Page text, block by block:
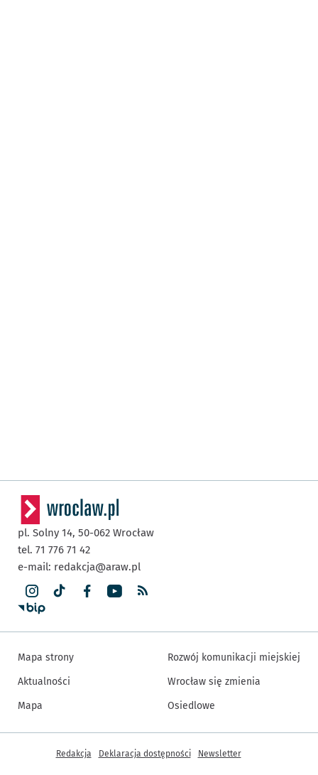
pl. Solny 14, 50-062 Wrocław
tel. 71 776 71 42
e-mail: redakcja@araw.pl
Mapa strony
Aktualności
Mapa
Rozwój komunikacji miejskiej
Wrocław się zmienia
Osiedlowe
Inne informacje
Redakcja Deklaracja dostępności Newsletter